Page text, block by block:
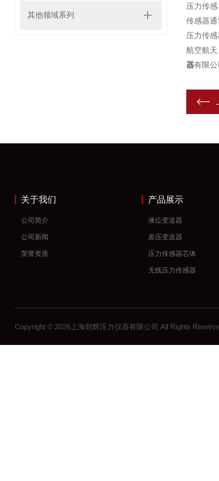
其他领域系列
压力传
传感器
压力传
航空航
器有限
关于我们
公司简介
公司新闻
荣誉资质
产品展示
液位变送器
差压变送器
压力传感器芯体
无线压力传感器
Copyright © 2026上海朝辉压力仪器有限公司 All Rights